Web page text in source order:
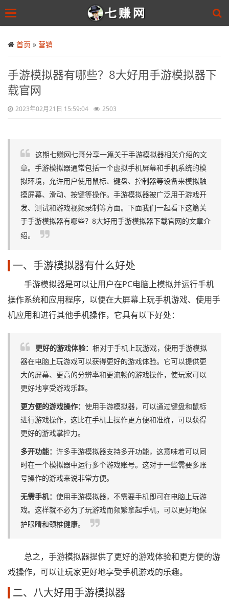
to
main
Toggle
首页 » 营销
手游模拟器有哪些？8大好用手游模拟器下
载官网
2023年02月21日 15:59:04 2503
这期七赚网七哥分享一篇关于手游模拟器相关介绍的文
章。手游模拟器通常包括一个虚拟手机屏幕和手机系统的模
拟环境，允许用户使用鼠标、键盘、控制器等设备来模拟触
摸屏幕、滑动、按键等操作。手游模拟器被广泛用于游戏开
发、测试和游戏视频录制等方面。下面我们一起看下这篇关
于手游模拟器有哪些？8大好用手游模拟器下载官网的文章介
绍。
一、手游模拟器有什么好处
手游模拟器是可以让用户在PC电脑上模拟并运行手机
操作系统和应用程序，以便在大屏幕上玩手机游戏、使用手
机应用和进行其他手机操作，它具有以下好处：
更好的游戏体验： 相对于手机上玩游戏，使用手游模拟
器在电脑上玩游戏可以获得更好的游戏体验。它可以提供更
大的屏幕、更高的分辨率和更流畅的游戏操作，使玩家可以
更好地享受游戏乐趣。
更方便的游戏操作： 使用手游模拟器，可以通过键盘和鼠标
进行游戏操作，这比在手机上操作更方便和准确，可以获得
更好的游戏掌控力。
多开功能： 许多手游模拟器支持多开功能，这意味着可以同
时在一个模拟器中运行多个游戏账号。这对于一些需要多账
号操作的游戏来说非常方便。
无需手机： 使用手游模拟器，不需要手机即可在电脑上玩游
戏。这样就不必为了玩游戏而频繁拿起手机，可以更好地保
护眼睛和颈椎健康。
总之，手游模拟器提供了更好的游戏体验和更方便的游
戏操作，可以让玩家更好地享受手机游戏的乐趣。
二、八大好用手游模拟器